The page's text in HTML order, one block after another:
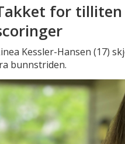
for
Kessler-Hansen (17)
bunnstriden.